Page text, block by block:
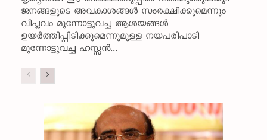
ജനങ്ങളുടെ അവകാശങ്ങൾ സംരക്ഷിക്കുമെന്നും
വിപ്ലവം മുന്നോട്ടുവച്ച ആശയങ്ങൾ
ഉയർത്തിപ്പിടിക്കുമെന്നുമുള്ള നയപരിപാടി
മുന്നോട്ടുവച്ച ഹസ്സൻ...